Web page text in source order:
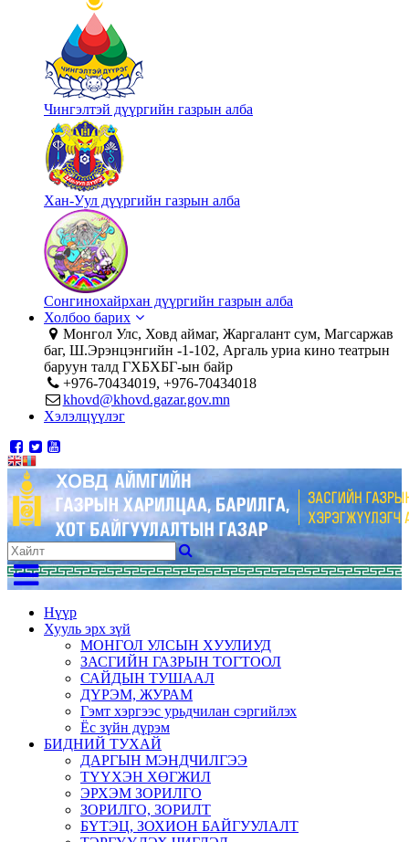
Чингэлтэй дүүргийн газрын алба
Хан-Уул дүүргийн газрын алба
Сонгинохайрхан дүүргийн газрын алба
Холбоо барих
Монгол Улс, Ховд аймаг, Жаргалант сум, Магсаржав
баг, Ш.Эрэнцэнгийн -1-102, Аргаль уриа кино театрын
баруун талд ГХБХБГ-ын байр
+976-70434019, +976-70434018
khovd@khovd.gazar.gov.mn
Хэлэлцүүлэг
Нүүр
Хууль эрх зүй
МОНГОЛ УЛСЫН ХУУЛИУД
ЗАСГИЙН ГАЗРЫН ТОГТООЛ
САЙДЫН ТУШААЛ
ДҮРЭМ, ЖУРАМ
Гэмт хэргээс урьдчилан сэргийлэх
Ёс зүйн дүрэм
БИДНИЙ ТУХАЙ
ДАРГЫН МЭНДЧИЛГЭЭ
ТҮҮХЭН ХӨГЖИЛ
ЭРХЭМ ЗОРИЛГО
ЗОРИЛГО, ЗОРИЛТ
БҮТЭЦ, ЗОХИОН БАЙГУУЛАЛТ